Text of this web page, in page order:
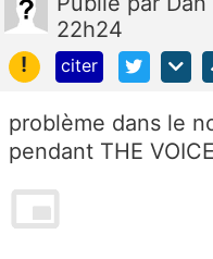
22h24
!
citer
problème dans le
pendant THE